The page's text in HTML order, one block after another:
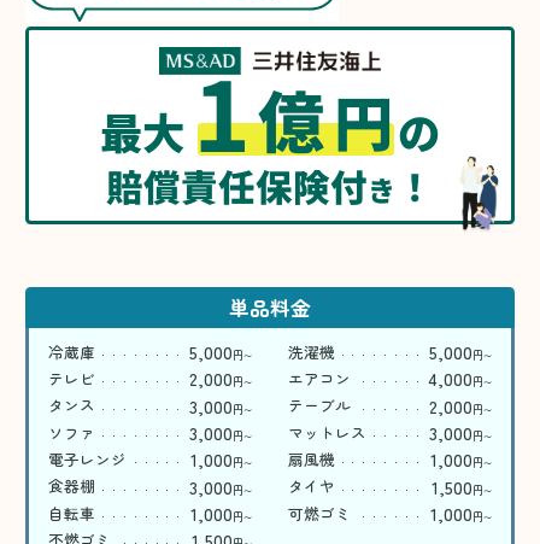
最大1億円の
賠償責任保険付き ！
単品料金
冷蔵庫 5,000円〜 洗濯機 5,000円〜
テレビ 2,000円〜 エアコン 4,000円〜
タンス 3,000円〜 テーブル 2,000円〜
ソファ 3,000円〜 マットレス 3,000円〜
電子レンジ 1,000円〜 扇風機 1,000円〜
食器棚 3,000円〜 タイヤ 1,500円〜
自転車 1,000円〜 可燃ゴミ 1,000円〜